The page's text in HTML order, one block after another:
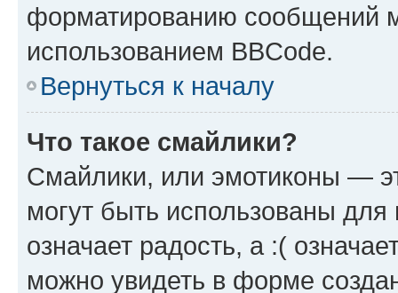
форматированию сообщений
использованием BBCode.
Вернуться к началу
Что такое смайлики?
Смайлики, или эмотиконы —
могут быть использованы
означает радость, а :(
можно увидеть в форме